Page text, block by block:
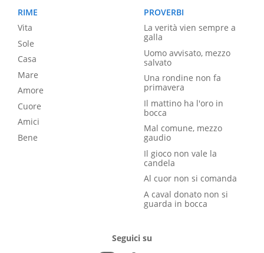
RIME
Vita
Sole
Casa
Mare
Amore
Cuore
Amici
Bene
PROVERBI
La verità vien sempre a
galla
Uomo avvisato, mezzo
salvato
Una rondine non fa
primavera
Il mattino ha l'oro in
bocca
Mal comune, mezzo
gaudio
Il gioco non vale la
candela
Al cuor non si comanda
A caval donato non si
guarda in bocca
Seguici su